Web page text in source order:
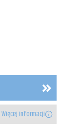
Więcej informacji